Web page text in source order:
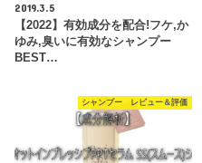
2019.3.5
【2022】有効成分を配合!フケ,か
ゆみ,臭いに有効なシャンプー
BEST…
シャンプー レビュー＆評価